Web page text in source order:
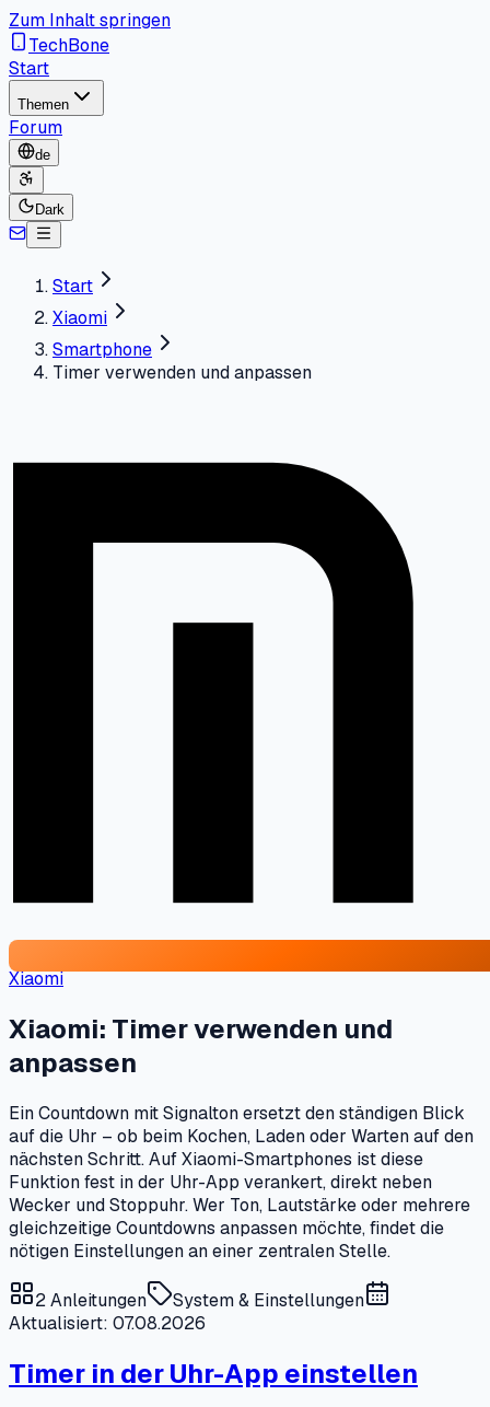
Zum Inhalt springen
TechBone
Start
Themen
Forum
de
Dark
Start
Xiaomi
Smartphone
Timer verwenden und anpassen
Xiaomi
Xiaomi: Timer verwenden und
anpassen
Ein Countdown mit Signalton ersetzt den ständigen Blick
auf die Uhr – ob beim Kochen, Laden oder Warten auf den
nächsten Schritt. Auf Xiaomi-Smartphones ist diese
Funktion fest in der Uhr-App verankert, direkt neben
Wecker und Stoppuhr. Wer Ton, Lautstärke oder mehrere
gleichzeitige Countdowns anpassen möchte, findet die
nötigen Einstellungen an einer zentralen Stelle.
2Anleitungen
System & Einstellungen
Aktualisiert: 07.08.2026
Timer in der Uhr-App einstellen